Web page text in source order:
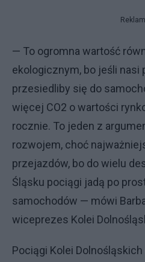
— To ogromna wartość
ekologicznym, bo jeśli nasi
przesiedliby się do
więcej CO2 o wartości
rocznie. To jeden z
rozwojem, choć
przejazdów, bo do wielu
Śląsku pociągi jadą po
samochodów — mówi
wiceprezes Kolei
Pociągi Kolei